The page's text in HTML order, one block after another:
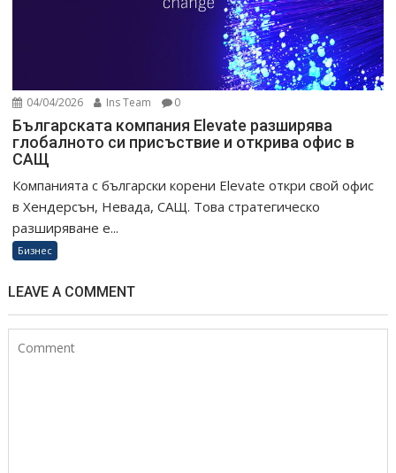
04/04/2026 Ins Team 0
Българската компания Elevate разширява
глобалното си присъствие и открива офис в
САЩ
Компанията с български корени Elevate откри свой офис
в Хендерсън, Невада, САЩ. Това стратегическо
разширяване е...
Бизнес
LEAVE A COMMENT